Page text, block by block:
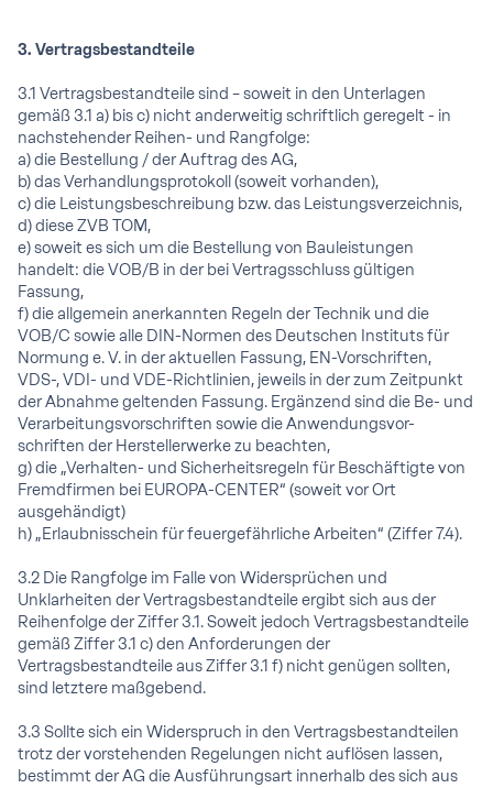
3. Vertragsbestandteile
3.1 Vertragsbestandteile sind – soweit in den Unterlagen
gemäß 3.1 a) bis c) nicht anderweitig schriftlich geregelt - in
nachstehender Reihen- und Rangfolge:
a) die Bestellung / der Auftrag des AG,
b) das Verhandlungsprotokoll (soweit vorhanden),
c) die Leistungsbeschreibung bzw. das Leistungsverzeichnis,
d) diese ZVB TOM,
e) soweit es sich um die Bestellung von Bauleistungen
handelt: die VOB/B in der bei Vertragsschluss gültigen
Fassung,
f) die allgemein anerkannten Regeln der Technik und die
VOB/C sowie alle DIN-Normen des Deutschen Instituts für
Normung e. V. in der aktuellen Fassung, EN-Vorschriften,
VDS-, VDI- und VDE-Richtlinien, jeweils in der zum Zeitpunkt
der Abnahme geltenden Fassung. Ergänzend sind die Be- und
Verarbeitungsvorschriften sowie die Anwendungsvor-
schriften der Herstellerwerke zu beachten,
g) die „Verhalten- und Sicherheitsregeln für Beschäftigte von
Fremdfirmen bei EUROPA-CENTER“ (soweit vor Ort
ausgehändigt)
h) „Erlaubnisschein für feuergefährliche Arbeiten“ (Ziffer 7.4).
3.2 Die Rangfolge im Falle von Widersprüchen und
Unklarheiten der Vertragsbestandteile ergibt sich aus der
Reihenfolge der Ziffer 3.1. Soweit jedoch Vertragsbestandteile
gemäß Ziffer 3.1 c) den Anforderungen der
Vertragsbestandteile aus Ziffer 3.1 f) nicht genügen sollten,
sind letztere maßgebend.
3.3 Sollte sich ein Widerspruch in den Vertragsbestandteilen
trotz der vorstehenden Regelungen nicht auflösen lassen,
bestimmt der AG die Ausführungsart innerhalb des sich aus